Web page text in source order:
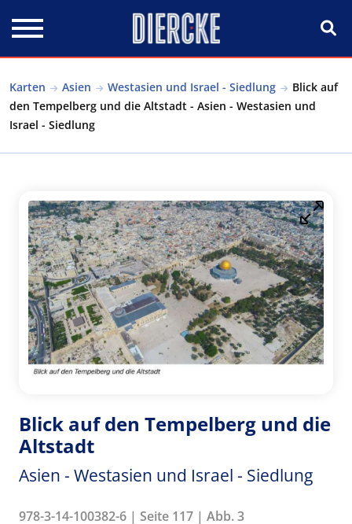
Karten Asien Westasien und Israel - Siedlung
Blick auf
den Tempelberg und die Altstadt - Asien - Westasien und
Israel - Siedlung
Blick auf den Tempelberg und die
Altstadt
Asien - Westasien und Israel - Siedlung
978-3-14-100382-6 | Seite 117 | Abb. 3